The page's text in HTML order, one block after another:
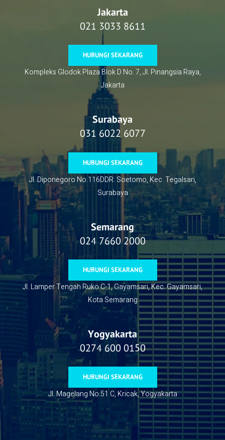
Jakarta
021 3033 8611
HUBUNGI SEKARANG
Kompleks Glodok Plaza Blok D No. 7, Jl. Pinangsia Raya,
Jakarta
Surabaya
031 6022 6077
HUBUNGI SEKARANG
Jl. Diponegoro No.116DDR. Soetomo, Kec. Tegalsari,
Surabaya
Semarang
024 7660 2000
HUBUNGI SEKARANG
Jl. Lamper Tengah Ruko C-1, Gayamsari, Kec. Gayamsari,
Kota Semarang
Yogyakarta
0274 600 0150
HUBUNGI SEKARANG
Jl. Magelang No.51 C, Kricak, Yogyakarta